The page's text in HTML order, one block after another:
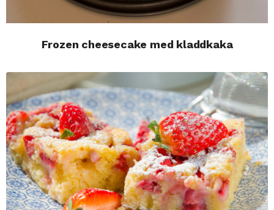
Frozen cheesecake med kladdkaka